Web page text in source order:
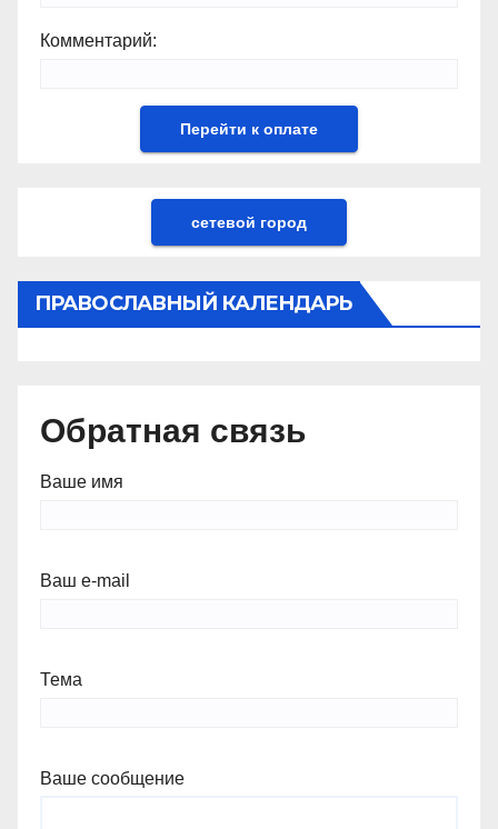
Комментарий:
сетевой город
ПРАВОСЛАВНЫЙ КАЛЕНДАРЬ
Обратная связь
Ваше имя
Ваш e-mail
Тема
Ваше сообщение